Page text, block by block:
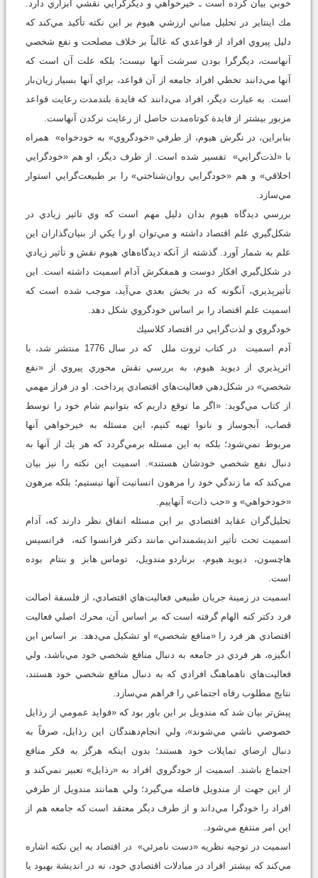
خوبي بيان كرده است ـ‌ خيرخواهي و ديگرگرايي نقشي ابزاري دارد.
مك اينتاير در تحليل مباني ارزشي هيوم بر اين نكته تأكيد مي‌كند كه
دليل پيروي افراد از قواعدي كه غالباً بر خلاف مصلحت و نفع شخصي
آنهاست، ديگرگرا بودن سرشت آنها نيست؛ بلكه علت آن است كه
آنها مي‌دانند تخطي افراد جامعه از آن قواعد، براي آنها بسيار زيان‌بار
است. به عبارت ديگر، افراد مي‌دانند كه فايدة بلندمدت رعايت قواعد
مزبور بيشتر از فايدة كوتاه‌مدت حاصل از رعايت نركدن آنهاست.
بنابراين، در نگرش هيوم، از طرفي «خودگروي» به خودخواه» همراه
با «لذت‌گرايي» تفسير شده است. از طرف ديگر، او هم «خودگرايي
اخلاقي» و هم «خودگرايي روان‌شناختي» را بر طبيعت‌گرايي استوار
مي‌سازد.
بررسي ديدگاه هيوم بدان دليل مهم است كه وي تاثير زيادي در
شكل‌گيري علم اقتصاد داشته و مي‌توان او را يكي از بنيان‌گذاران اين
علم به شمار آورد. گذشته از آنكه ديدگاه‌هاي هيوم نقش و تأثير زيادي
در شكل‌گيري افكار دوست و همفكرش آدام اسميت داشته است. اين
تأثيرپذيري، آنگونه كه در بخش بعدي مي‌آيد، موجب شده است كه
اسميت علم اقتصاد را بر اساس خودگروي شكل دهد.
خودگروي و لذت‌گرايي در اقتصاد كلاسيك
آدم اسميت در كتاب ثروت ملل كه در سال 1776 منتشر شد، با
اثرپذيري از ديويد هيوم، به بررسي نقش محوري پيروي از «نفع
شخصي» در شكل‌دهي فعاليت‌هاي اقتصادي پرداخت. او در فراز مهمي
از كتاب مي‌گويد: «اگر ما توقع داريم كه بتوانيم شام خود را توسط
قصاب، آبجوساز و نانوا تهيه كنيم، اين مسئله به خيرخواهي آنها
مربوط نمي‌شود؛ بلكه به اين مسئله برمي‌گردد كه هر يك از آنها به
دنبال نفع شخصي خودشان هستند». اسميت اين نكته را نيز بيان
مي‌كند كه ما زندگي خود را مرهون انسانيت آنها نيستيم؛ بلكه مرهون
«خودخواهي» و «حب ذات» آنهاييم.
تحليل‌گران عقايد اقتصادي بر اين مسئله اتفاق نظر دارند كه، آدام
اسميت تحت تأثير انديشمنداني مانند دكتر فرانسوا كنه، فرانسيس
هاچسون، ديويد هيوم، برناردو مندويل، توماس هابز و بنتام بوده
است.
اسميت در زمينة جريان طبيعي فعاليت‌هاي اقتصادي، از فلسفة اصالت
فرد دكتر كنه الهام گرفته است كه بر اساس آن، محرك اصلي فعاليت
اقتصادي هر فرد را «منافع شخصي» او تشكيل مي‌دهد. بر اساس اين
انگيزه، هر فردي در جامعه به دنبال منافع شخصي خود مي‌باشد، ولي
فعاليت‌هاي ناهماهنگ افرادي كه به دنبال منافع شخصي خود هستند،
نتايج مطلوب رفاه اجتماعي را فراهم مي‌سازد.
پيش‌تر بيان شد كه مندويل بر اين باور بود كه «فوايد عمومي از رذايل
خصوصي ناشي مي‌شوند»، ولي انجام‌دهندگان اين رذايل، صرفاً به
دنبال ارضاي تمايلات خود هستند؛ بدون اينكه هرگز به فكر منافع
اجتماع باشند. اسميت از خودگروي افراد به «رذايل» تعبير نمي‌كند و
از اين جهت از مندويل فاصله مي‌گيرد؛ ولي همانند مندويل از طرفي
افراد را خودگرا مي‌داند و از طرف ديگر معتقد است كه جامعه هم از
اين امر منتفع مي‌شود.
اسميت در توجيه نظريه «دست نامرئي» در اقتصاد به اين نكته اشاره
مي‌كند كه بيشتر افراد در مبادلات اقتصادي خود، نه در انديشة بهبود يا